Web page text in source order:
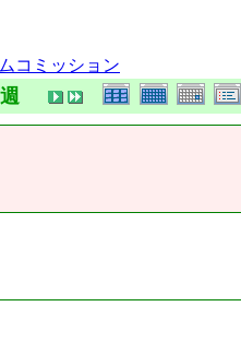
コミッション